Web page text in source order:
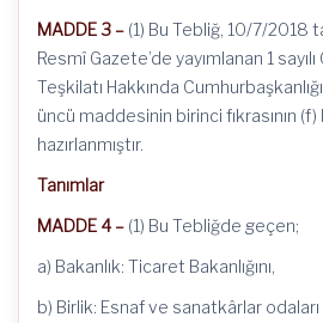
MADDE 3 – (1) Bu Tebliğ, 10/7/2018
Resmî Gazete’de yayımlanan 1
Teşkilatı Hakkında
üncü maddesinin birinci fıkrasının
hazırlanmıştır.
Tanımlar
MADDE 4 – (1) Bu Tebliğde geçen;
a) Bakanlık: Ticaret Bakanlığını,
b) Birlik: Esnaf ve sanatkârlar